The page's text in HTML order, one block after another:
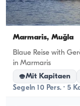
Marmaris, Muğla
Blaue Reise with
in Marmaris
Mit Kapitaen
Segeln 10 Pers. · 5